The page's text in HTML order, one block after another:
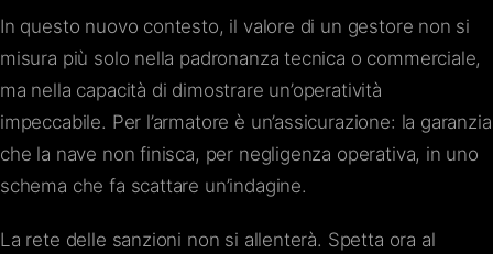
In questo nuovo contesto, il valore di un gestore non si
misura più solo nella padronanza tecnica o commerciale,
ma nella capacità di dimostrare un’operatività
impeccabile. Per l’armatore è un’assicurazione: la garanzia
che la nave non finisca, per negligenza operativa, in uno
schema che fa scattare un’indagine.
La rete delle sanzioni non si allenterà. Spetta ora al